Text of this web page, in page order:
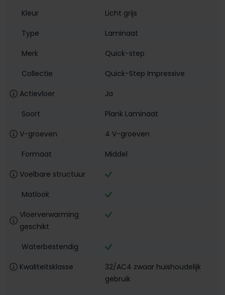
Kleur
Licht grijs
Type
Laminaat
Merk
Quick-step
Collectie
Quick-Step Impressive
Actievloer
Ja
Soort
Plank Laminaat
V-groeven
4 V-groeven
Formaat
Middel
Voelbare structuur
Matlook
Vloerverwarming
geschikt
Waterbestendig‎
Kwaliteitsklasse
32/AC4 zwaar huishoudelijk
gebruik